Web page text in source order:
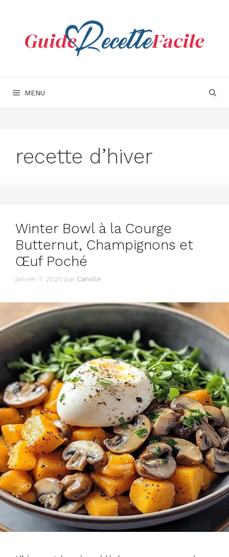
MENU
recette d’hiver
Winter Bowl à la Courge
Butternut, Champignons et
Œuf Poché
janvier 7, 2025 par Camille